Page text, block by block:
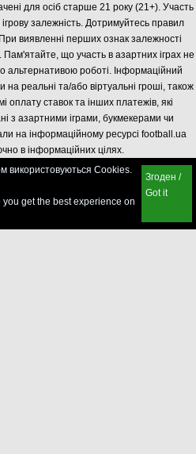
для осіб старше 21 року (21+). Участь
залежність. Дотримуйтесь правил
виявленні перших ознак залежності
Пам'ятайте, що участь в азартних іграх не
альтернативою роботі. Інформаційний
реальні та/або віртуальні гроші, також
оплату ставок та інших платежів, які
з азартними іграми, букмекерами чи
на інформаційному ресурсі football.ua
в інформаційних цілях.
використовуються Cookies.
get the best experience on
Згоден /
Got it